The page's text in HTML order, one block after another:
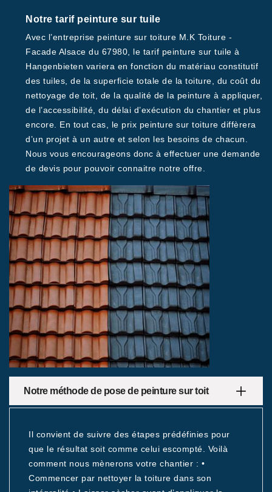
Notre tarif peinture sur tuile
Avec l’entreprise peinture sur toiture M.K Toiture -
Facade Alsace du 67980, le tarif peinture sur tuile à
Hangenbieten variera en fonction du matériau constitutif
des tuiles, de la superficie totale de la toiture, du coût du
nettoyage de toit, de la qualité de la peinture à appliquer,
de l’accessibilité, du délai d’exécution du chantier et plus
encore. En tout cas, le prix peinture sur toiture diffèrera
d’un projet à un autre et selon les besoins de chacun.
Nous vous encourageons donc à effectuer une demande
de devis pour pouvoir connaitre notre offre.
Notre méthode de pose de peinture sur toit
Il convient de suivre des étapes prédéfinies pour
que le résultat soit comme celui escompté. Voilà
comment nous mènerons votre chantier : •
Commencer par nettoyer la toiture dans son